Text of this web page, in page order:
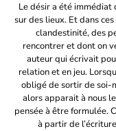
Le désir a été
sur des lieux. Et dans
clandestinité, des
rencontrer et dont on
auteur qui écrivait
relation et en jeu.
obligé de sortir de soi-
alors apparait à nous
pensée à être formulée.
à partir de